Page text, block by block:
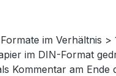
im Verhältnis
im DIN-Format
Kommentar am